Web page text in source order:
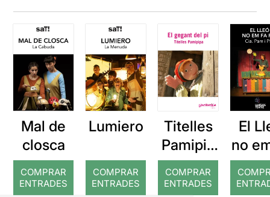
Mal de
closca
COMPRAR
ENTRADES
Lumiero
COMPRAR
ENTRADES
Titelles
Pamipip
a: El
gegant
COMPRAR
ENTRADES
El
no